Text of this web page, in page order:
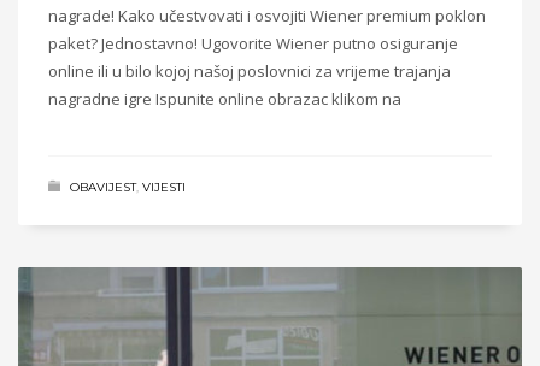
nagrade! Kako učestvovati i osvojiti Wiener premium poklon
paket? Jednostavno! Ugovorite Wiener putno osiguranje
online ili u bilo kojoj našoj poslovnici za vrijeme trajanja
nagradne igre Ispunite online obrazac klikom na
OBAVIJEST, VIJESTI